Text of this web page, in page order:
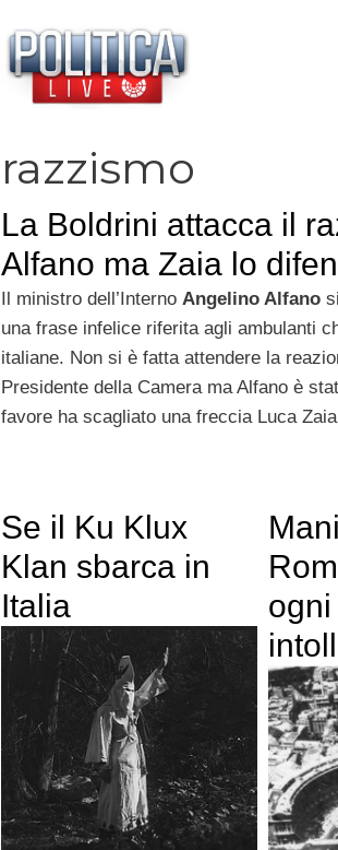
razzismo
La Boldrini attacca il
Alfano ma Zaia lo
Il ministro dell’Interno Angelino Alfano
una frase infelice riferita agli ambulanti
italiane. Non si è fatta attendere la
Presidente della Camera ma Alfano è
favore ha scagliato una freccia Luca
Se il Ku Klux
Klan sbarca in
Italia